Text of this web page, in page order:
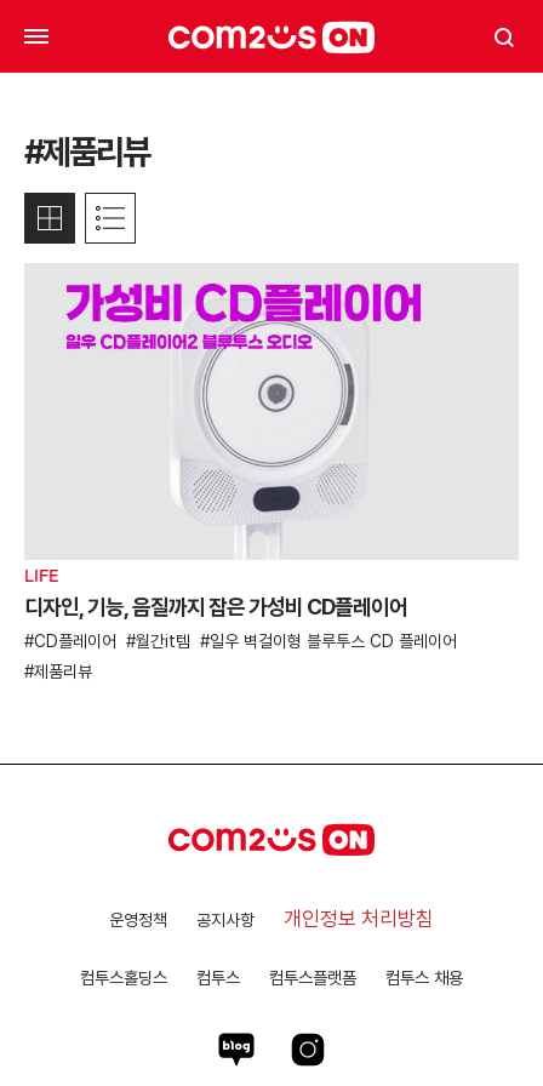
#제품리뷰
LIFE
디자인, 기능, 음질까지 잡은 가성비 CD플레이어
CD플레이어 월간it템
일우 벽걸이형 블루투스 CD 플레이어
제품리뷰
운영정책 공지사항 개인정보 처리방침
컴투스홀딩스 컴투스 컴투스플랫폼 컴투스 채용